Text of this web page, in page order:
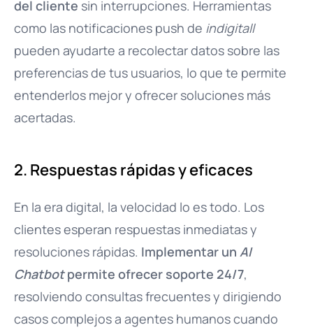
del cliente sin interrupciones. Herramientas
como las notificaciones push de indigitall
pueden ayudarte a recolectar datos sobre las
preferencias de tus usuarios, lo que te permite
entenderlos mejor y ofrecer soluciones más
acertadas.
2. Respuestas rápidas y eficaces
En la era digital, la velocidad lo es todo. Los
clientes esperan respuestas inmediatas y
resoluciones rápidas. Implementar un AI
Chatbotpermite ofrecer soporte 24/7,
resolviendo consultas frecuentes y dirigiendo
casos complejos a agentes humanos cuando